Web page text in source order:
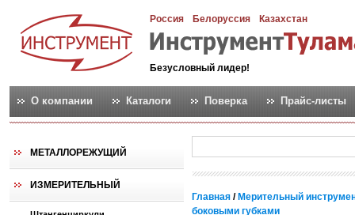
Россия Белоруссия Казахстан
Безусловный лидер!
О компании Каталоги Поверка Прайс-листы
МЕТАЛЛОРЕЖУЩИЙ
ИЗМЕРИТЕЛЬНЫЙ
Главная / Мерительный
боковыми губками